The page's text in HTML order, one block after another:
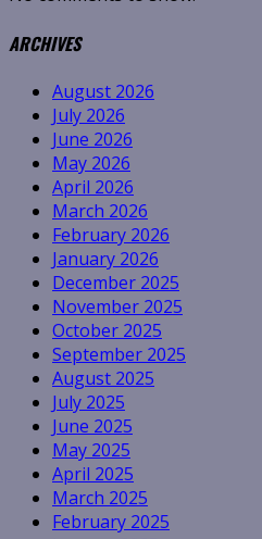
ARCHIVES
August 2026
July 2026
June 2026
May 2026
April 2026
March 2026
February 2026
January 2026
December 2025
November 2025
October 2025
September 2025
August 2025
July 2025
June 2025
May 2025
April 2025
March 2025
February 2025